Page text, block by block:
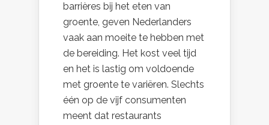
barrières bij het eten van
groente, geven Nederlanders
vaak aan moeite te hebben met
de bereiding. Het kost veel tijd
en het is lastig om voldoende
met groente te variëren. Slechts
één op de vijf consumenten
meent dat restaurants